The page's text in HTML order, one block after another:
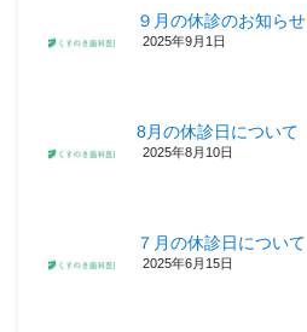
９月の休診のお知らせ
2025年9月1日
8月の休診日について
2025年8月10日
７月の休診日について
2025年6月15日